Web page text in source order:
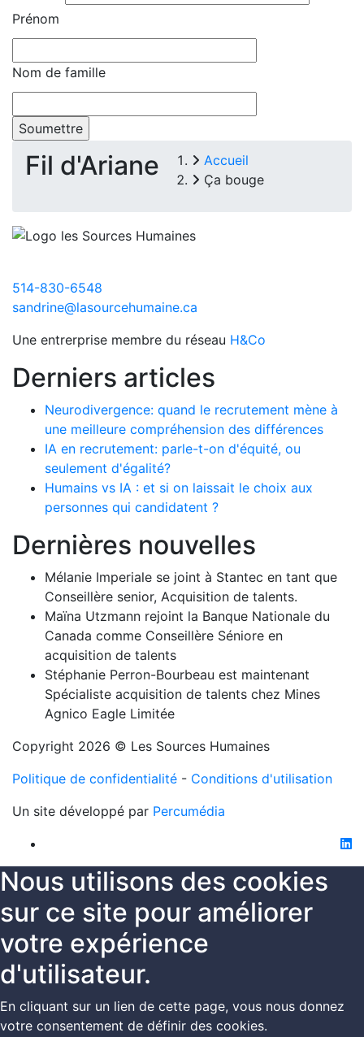
Prénom
Nom de famille
Fil d'Ariane
Accueil
Ça bouge
514-830-6548
sandrine@lasourcehumaine.ca
Une entrerprise membre du réseau H&Co
Derniers articles
Neurodivergence: quand le recrutement mène à
une meilleure compréhension des différences
IA en recrutement: parle-t-on d'équité, ou
seulement d'égalité?
Humains vs IA : et si on laissait le choix aux
personnes qui candidatent ?
Dernières nouvelles
Mélanie Imperiale se joint à Stantec en tant que
Conseillère senior, Acquisition de talents.
Maïna Utzmann rejoint la Banque Nationale du
Canada comme Conseillère Séniore en
acquisition de talents
Stéphanie Perron-Bourbeau est maintenant
Spécialiste acquisition de talents chez Mines
Agnico Eagle Limitée
Copyright 2026 © Les Sources Humaines
Politique de confidentialité - Conditions d'utilisation
Un site développé par Percumédia
Nous utilisons des cookies
sur ce site pour améliorer
votre expérience
d'utilisateur.
En cliquant sur un lien de cette page, vous nous donnez
votre consentement de définir des cookies.